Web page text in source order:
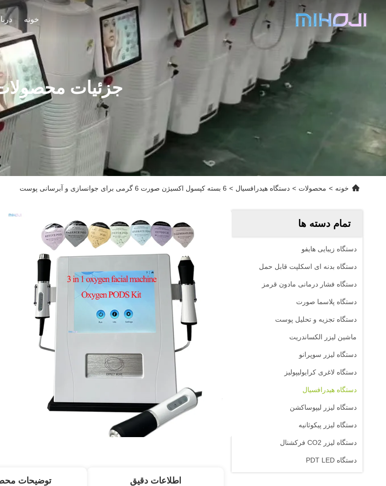
خونه
جزئیات
خونه > محصولات > دستگاه هیدرافسیال > 6 بسته کپسول اکسیژن صورت 6 گرمی برای جوانسازی و آبرسانی پوست
تمام دسته ها
دستگاه زیبایی هایفو
دستگاه بدنه ای اسکلپت قابل حمل
دستگاه فشار درمانی مادون قرمز
دستگاه پلاسما صورت
دستگاه تجزیه و تحلیل پوست
ماشین لیزر الکساندریت
دستگاه لیزر سوپرانو
دستگاه لاغری کرایولیپولیز
دستگاه هیدرافسیال
دستگاه لیزر لیپوساکشن
دستگاه لیزر پیکوثانیه
دستگاه لیزر CO2 فرکشنال
دستگاه PDT LED
اطلاعات دقیق توضیحات